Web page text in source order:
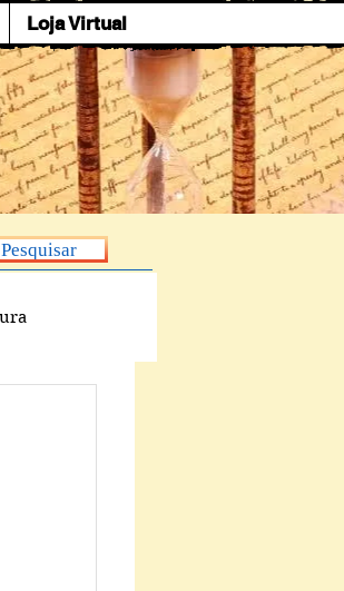
Pesquisar
Loja Virtual